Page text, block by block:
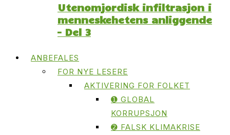
Utenomjordisk infiltrasjon i
menneskehetens anliggende
– Del 3
ANBEFALES
FOR NYE LESERE
AKTIVERING FOR FOLKET
➊ GLOBAL
KORRUPSJON
➋ FALSK KLIMAKRISE